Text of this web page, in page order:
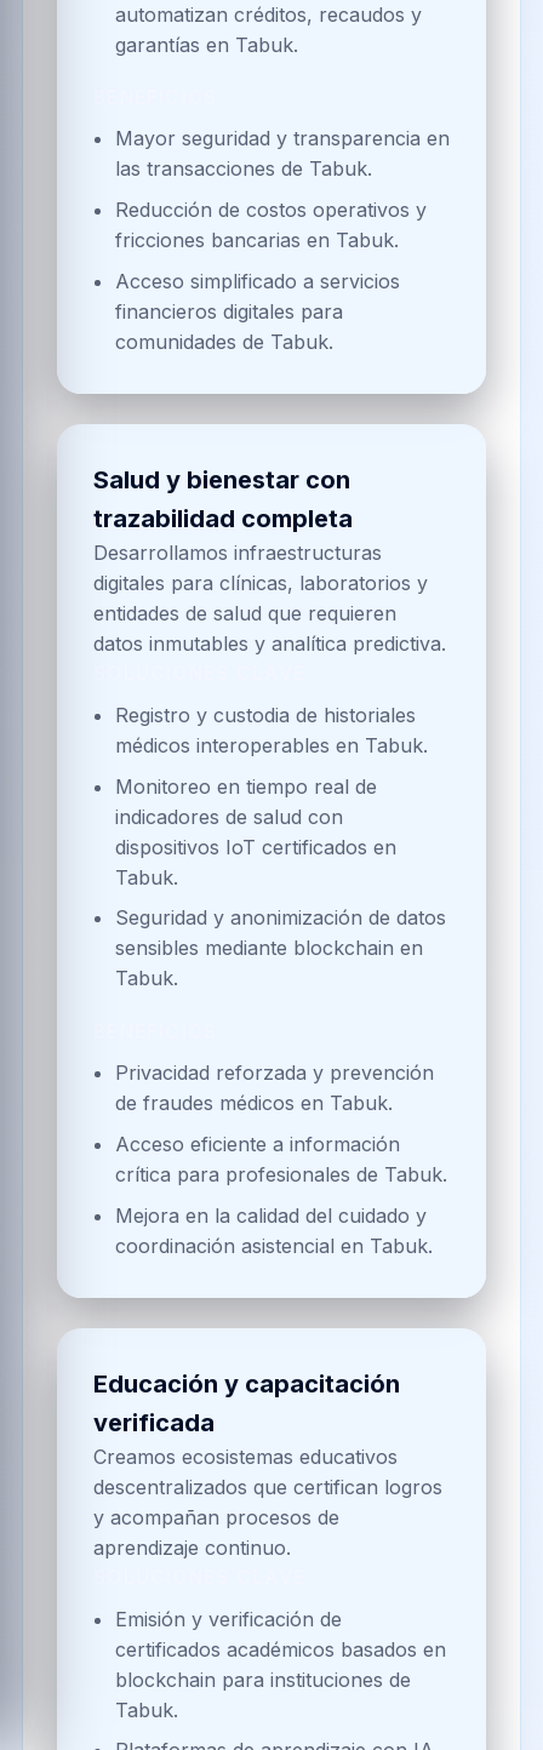
automatizan créditos, recaudos y
garantías en Tabuk.
Mayor seguridad y transparencia en
las transacciones de Tabuk.
Reducción de costos operativos y
fricciones bancarias en Tabuk.
Acceso simplificado a servicios
financieros digitales para
comunidades de Tabuk.
Salud y bienestar con
trazabilidad completa
Desarrollamos infraestructuras
digitales para clínicas, laboratorios y
entidades de salud que requieren
datos inmutables y analítica predictiva.
Registro y custodia de historiales
médicos interoperables en Tabuk.
Monitoreo en tiempo real de
indicadores de salud con
dispositivos IoT certificados en
Tabuk.
Seguridad y anonimización de datos
sensibles mediante blockchain en
Tabuk.
Privacidad reforzada y prevención
de fraudes médicos en Tabuk.
Acceso eficiente a información
crítica para profesionales de Tabuk.
Mejora en la calidad del cuidado y
coordinación asistencial en Tabuk.
Educación y capacitación
verificada
Creamos ecosistemas educativos
descentralizados que certifican logros
y acompañan procesos de
aprendizaje continuo.
Emisión y verificación de
certificados académicos basados en
blockchain para instituciones de
Tabuk.